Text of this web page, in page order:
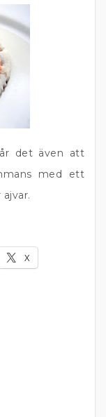
det även att
med ett
X